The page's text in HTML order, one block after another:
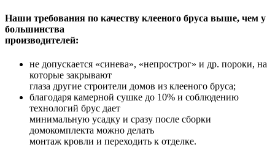
Наши требования по качеству клееного бруса выше, чем у
большинства
производителей:
не допускается «синева», «непрострог» и др. пороки, на
которые закрывают
глаза другие строители домов из клееного бруса;
благодаря камерной сушке до 10% и соблюдению
технологий брус дает
минимальную усадку и сразу после сборки
домокомплекта можно делать
монтаж кровли и переходить к отделке.